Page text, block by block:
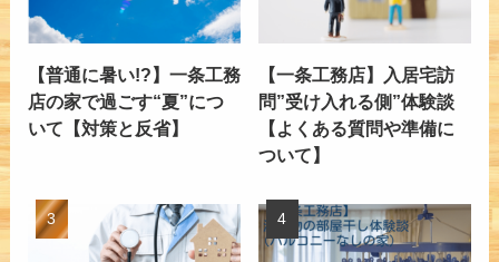
【普通に暑い!?】一条工務
店の家で過ごす“夏”につ
いて【対策と反省】
【一条工務店】入居宅訪
問”受け入れる側”体験談
【よくある質問や準備に
ついて】